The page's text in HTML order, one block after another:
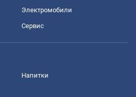
Электромобили
Сервис
Напитки